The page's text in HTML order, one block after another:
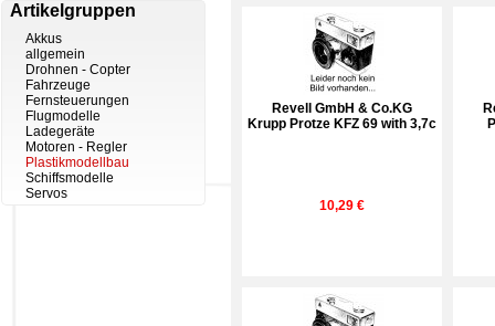
Artikelgruppen
Akkus
allgemein
Drohnen - Copter
Fahrzeuge
Fernsteuerungen
Flugmodelle
Ladegeräte
Motoren - Regler
Plastikmodellbau
Schiffsmodelle
Servos
Revell GmbH & Co.KG
Krupp Protze KFZ 69 with 3,7c
10,29 €